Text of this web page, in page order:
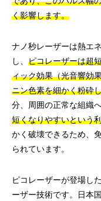
く影響します。
ナノ秒レーザーは熱エ
し、 ピコレーザーは超
ィック効果（光音響効
ニン色素を細かく粉砕
分、周囲の正常な組織
短くなりやすいという
かく破壊できるため、
られています。
ピコレーザーが登場し
ーザー技術です。日本